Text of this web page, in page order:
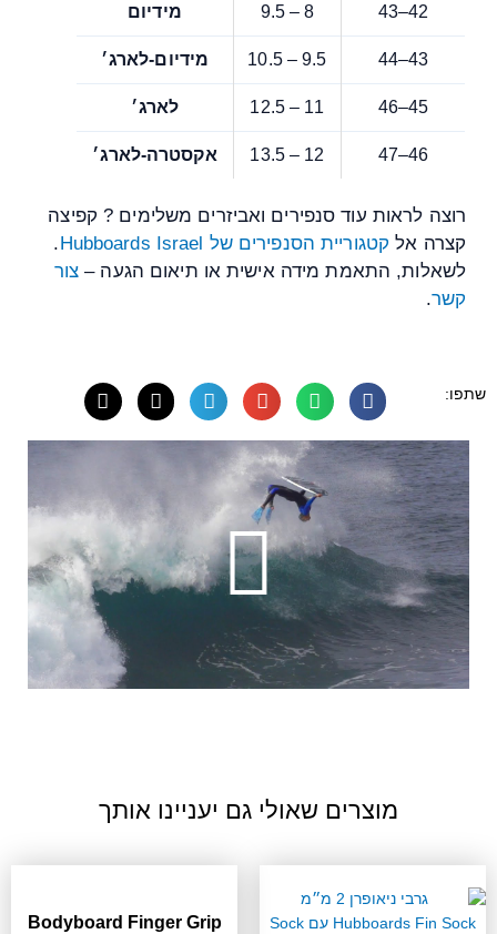
42–43
8 – 9.5 מידיום
43–44
9.5 – 10.5 מידיום-לארג׳
45–46
11 – 12.5 לארג׳
46–47
12 – 13.5 אקסטרה-לארג׳
רוצה לראות עוד סנפירים ואביזרים משלימים ? קפיצה
קצרה אל קטגוריית הסנפירים של Hubboards Israel
.
לשאלות, התאמת מידה אישית או תיאום הגעה – צור
קשר.
שתפו:
Play
מוצרים שאולי גם יעניינו אותך
Bodyboard Finger Grip